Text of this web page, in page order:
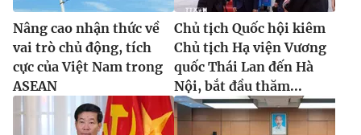
Nâng cao nhận thức về
vai trò chủ động, tích
cực của Việt Nam trong
ASEAN
Chủ tịch Quốc hội kiêm
Chủ tịch Hạ viện Vương
quốc Thái Lan đến Hà
Nội, bắt đầu thăm...